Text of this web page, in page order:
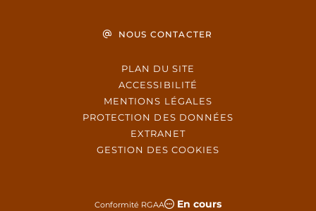
NOUS CONTACTER
PLAN DU SITE
ACCESSIBILITÉ
MENTIONS LÉGALES
PROTECTION DES DONNÉES
EXTRANET
GESTION DES COOKIES
Conformité RGAA En cours